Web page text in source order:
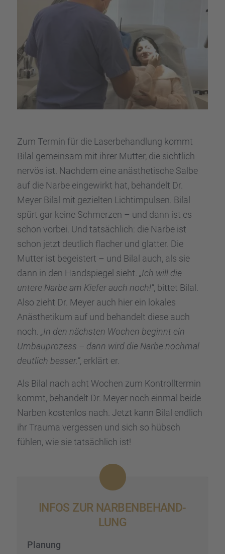
Zum Termin für die Laser­be­hand­lung kommt
Bilal gemein­sam mit ihrer Mutter, die sicht­lich
nervös ist. Nachdem eine anästhe­ti­sche Salbe
auf die Narbe einge­wirkt hat, behan­delt Dr.
Meyer Bilal mit geziel­ten Licht­im­pul­sen. Bilal
spürt gar keine Schmer­zen – und dann ist es
schon vorbei. Und tatsäch­lich: die Narbe ist
schon jetzt deutlich flacher und glatter. Die
Mutter ist begeis­tert – und Bilal auch, als sie
dann in den Handspie­gel sieht. „Ich will die
untere Narbe am Kiefer auch noch!“, bittet Bilal.
Also zieht Dr. Meyer auch hier ein lokales
Anästhe­ti­kum auf und behan­delt diese auch
noch. „In den nächs­ten Wochen beginnt ein
Umbau­pro­zess – dann wird die Narbe nochmal
deutlich besser.“, erklärt er.
Als Bilal nach acht Wochen zum Kontroll­ter­min
kommt, behan­delt Dr. Meyer noch einmal beide
Narben kosten­los nach. Jetzt kann Bilal endlich
ihr Trauma verges­sen und sich so hübsch
fühlen, wie sie tatsäch­lich ist!
INFOS ZUR NARBEN­BE­HAND­
LUNG
Planung